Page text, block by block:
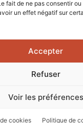
fait de ne pas consentir ou
un effet négatif sur
Accepter
Refuser
Voir les préférences
cookies Politique de
reCAPTCHA
droits réservés -